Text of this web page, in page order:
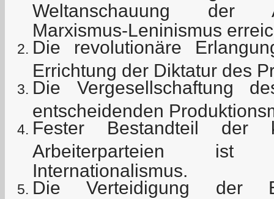
Weltanschauung der
Marxismus-Leninismus
Die revolutionäre
Errichtung der Diktatur des
Die Vergesellschaftung
entscheidenden
Fester Bestandteil der
Arbeiterparteien ist
Internationalismus.
Die Verteidigung der